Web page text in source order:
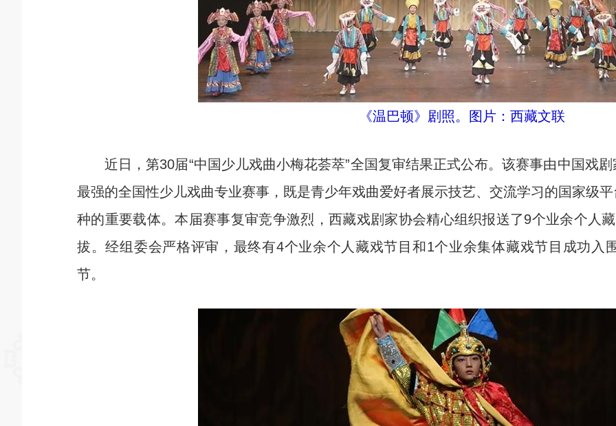
《温巴顿》剧照。图片：西藏文联
近日，第30届“中国少儿戏曲小梅花荟萃”全国复审结果正式公布。该赛事由中国戏
最强的全国性少儿戏曲专业赛事，既是青少年戏曲爱好者展示技艺、交流学习的国家级
种的重要载体。本届赛事复审竞争激烈，西藏戏剧家协会精心组织报送了9个业余个人
拔。经组委会严格评审，最终有4个业余个人藏戏节目和1个业余集体藏戏节目成功入
节。